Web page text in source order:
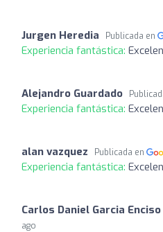
Jurgen Heredia Publicada en
Experiencia fantástica:
Alejandro Guardado
Experiencia fantástica:
alan vazquez Publicada en
Experiencia fantástica:
Carlos Daniel Garcia Enciso
ago